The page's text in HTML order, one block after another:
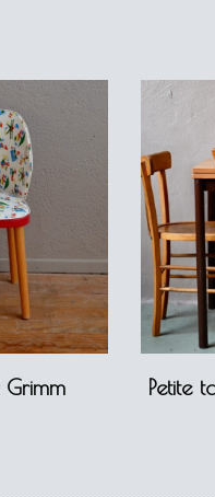
Petite